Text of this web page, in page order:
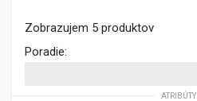
Zobrazujem 5 produktov
Poradie:
ATRIBÚTY